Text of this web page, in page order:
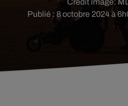
Publié : 8 octobre 2024 à
Crédit image: